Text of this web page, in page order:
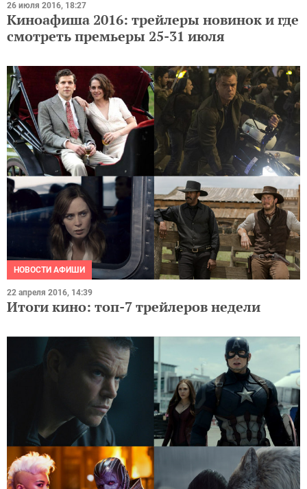
26 июля 2016, 18:27
Киноафиша 2016: трейлеры новинок и где
смотреть премьеры 25-31 июля
НОВОСТИ АФИШИ
22 апреля 2016, 14:39
Итоги кино: топ-7 трейлеров недели